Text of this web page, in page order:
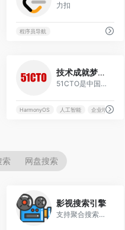
力扣
程序员导航
技术成就梦想51CTO
51CTO是中国领先的IT技术在线学习平台和中国最大的IT技术社区之一，以服务IT技术人员职业成长为己任，对中国数千万IT技术人员拥有强大的影响力和服务能力。通过技术社区、技术博客和新媒体矩阵等综合产品服务体系，凝聚了2000万+IT技术人员、50万+位技术博主和近千家IT公司的CTO；通过丰富且高质量的IT技术在线教育资源，完整覆盖就业培训、在职提升、认证考试等职业教育领域，分别打造企业培训、个人提升创新产品矩阵，服务IT人才成长。同时，作为华为鸿蒙操作系统合作伙伴，51CTO承担了鸿蒙官方技术社区的运营，全力服务于鸿蒙开发者生态。
HarmonyOS 人工智能 企业培训
索 网盘搜索
影视搜索引擎
支持聚合搜索多个网站的视频